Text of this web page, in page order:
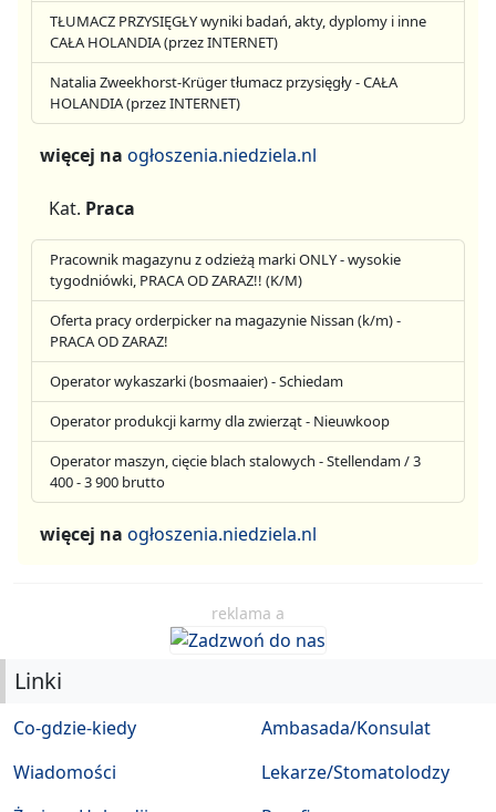
TŁUMACZ PRZYSIĘGŁY wyniki badań, akty, dyplomy i inne
CAŁA HOLANDIA (przez INTERNET)
Natalia Zweekhorst-Krüger tłumacz przysięgły - CAŁA
HOLANDIA (przez INTERNET)
więcej na ogłoszenia.niedziela.nl
Kat. Praca
Pracownik magazynu z odzieżą marki ONLY - wysokie
tygodniówki, PRACA OD ZARAZ!! (K/M)
Oferta pracy orderpicker na magazynie Nissan (k/m) -
PRACA OD ZARAZ!
Operator wykaszarki (bosmaaier) - Schiedam
Operator produkcji karmy dla zwierząt - Nieuwkoop
Operator maszyn, cięcie blach stalowych - Stellendam / 3
400 - 3 900 brutto
więcej na ogłoszenia.niedziela.nl
reklama a
Linki
Co-gdzie-kiedy
Wiadomości
Ambasada/Konsulat
Lekarze/Stomatolodzy